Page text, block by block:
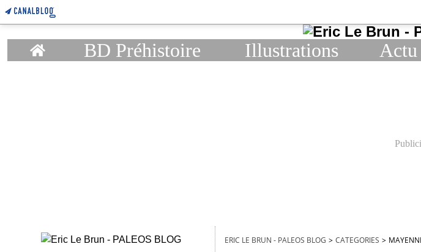
Home BD Préhistoire Illustrations
ERIC LE BRUN - PALEOS BLOG > CATEGORIES >